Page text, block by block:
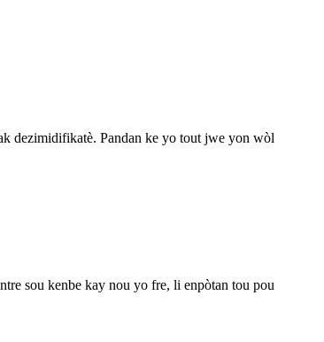
dezimidifikatè. Pandan ke yo tout jwe yon wòl
sou kenbe kay nou yo fre, li enpòtan tou pou